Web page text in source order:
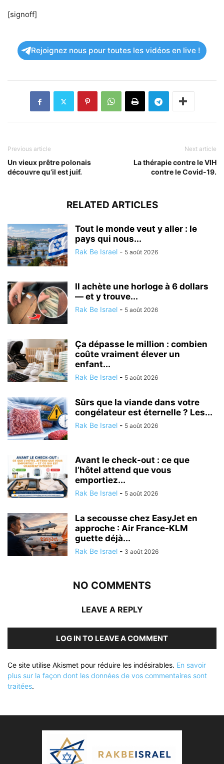
[signoff]
Rejoignez nous pour toutes les vidéos en live !
Previous article
Un vieux prêtre polonais
découvre qu’il est juif.
Next article
La thérapie contre le VIH
contre le Covid-19.
RELATED ARTICLES
Tout le monde veut y aller : le
pays qui nous...
Rak Be Israel - 5 août 2026
Il achète une horloge à 6 dollars
— et y trouve...
Rak Be Israel - 5 août 2026
Ça dépasse le million : combien
coûte vraiment élever un
enfant...
Rak Be Israel - 5 août 2026
Sûrs que la viande dans votre
congélateur est éternelle ? Les...
Rak Be Israel - 5 août 2026
Avant le check-out : ce que
l’hôtel attend que vous
emportiez...
Rak Be Israel - 5 août 2026
La secousse chez EasyJet en
approche : Air France-KLM
guette déjà...
Rak Be Israel - 3 août 2026
NO COMMENTS
LEAVE A REPLY
LOG IN TO LEAVE A COMMENT
Ce site utilise Akismet pour réduire les indésirables. En savoir
plus sur la façon dont les données de vos commentaires sont
traitées.